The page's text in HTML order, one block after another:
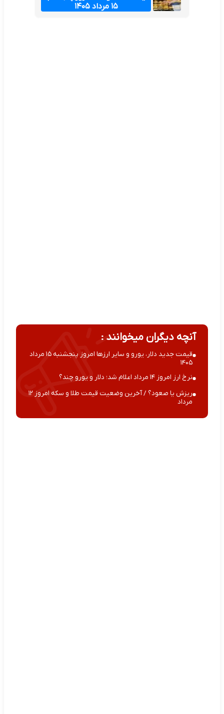
۱۵ مرداد ۱۴۰۵
آنچه دیگران میخوانند :
قیمت جدید دلار، یورو و سایر ارزها امروز پنجشنبه ۱۵ مرداد
۱۴۰۵
نرخ ارز امروز ۱۴ مرداد اعلام شد؛ دلار و یورو چند؟
ریزش یا صعود؟ / آخرین وضعیت قیمت طلا و سکه امروز ۱۲
مرداد